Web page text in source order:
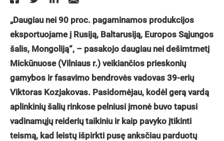
„Daugiau nei 90 proc. pagaminamos produkcijos
eksportuojame į Rusiją, Baltarusiją, Europos Sąjungos
šalis, Mongoliją“, – pasakojo daugiau nei dešimtmetį
Mickūnuose (Vilniaus r.) veikiančios prieskonių
gamybos ir fasavimo bendrovės vadovas 39-erių
Viktoras Kozjakovas. Pasidomėjau, kodėl gerą vardą
aplinkinių šalių rinkose pelniusi įmonė buvo tapusi
vadinamųjų reiderių taikiniu ir kaip pavyko įtikinti
teismą, kad leistų išpirkti pusę anksčiau parduotų